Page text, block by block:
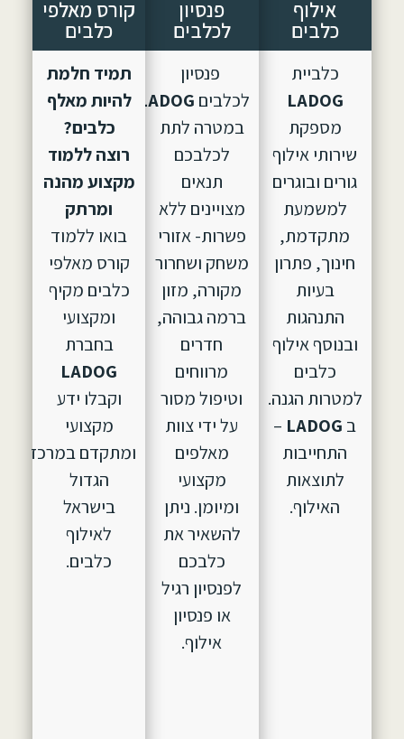
אילוף
כלבים
כלביית
LADOG
מספקת
שירותי אילוף
גורים ובוגרים
למשמעת
מתקדמת,
חינוך, פתרון
בעיות
התנהגות
ובנוסף אילוף
כלבים
למטרות הגנה.
ב LADOG
–
התחייבות
לתוצאות
האילוף.
פנסיון
לכלבים
פנסיון
לכלבים LADOG, הוקם
במטרה לתת
לכלבכם
תנאים
מצויינים ללא
פשרות- אזורי
משחק ושחרור
מקורה, מזון
ברמה גבוהה,
חדרים
מרווחים
וטיפול מסור
על ידי צוות
מאלפים
מקצועי
ומיומן. ניתן
להשאיר את
כלבכם
לפנסיון רגיל
או פנסיון
אילוף.
קורס מאלפי
כלבים
תמיד חלמת
להיות מאלף
כלבים?
רוצה ללמוד
מקצוע מהנה
ומרתק
בואו ללמוד
קורס מאלפי
כלבים מקיף
ומקצועי
בחברת
LADOG
וקבלו ידע
מקצועי
ומתקדם במרכז
הגדול
בישראל
לאילוף
כלבים.